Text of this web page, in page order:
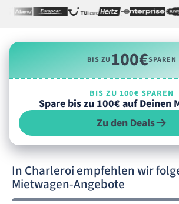
BIS ZU100€SPAREN
BIS ZU 100€ SPAREN
Spare bis zu 100€ auf Deinen
Zu den Deals
In Charleroi empfehlen wir
Mietwagen-Angebote